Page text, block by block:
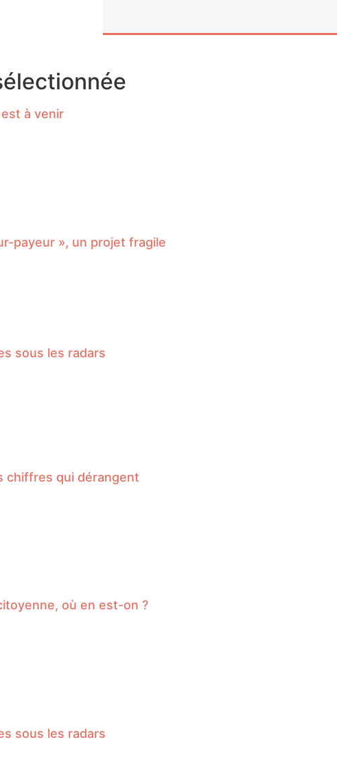
à venir
payeur », un projet fragile
sous les radars
chiffres qui dérangent
où en est-on ?
sous les radars